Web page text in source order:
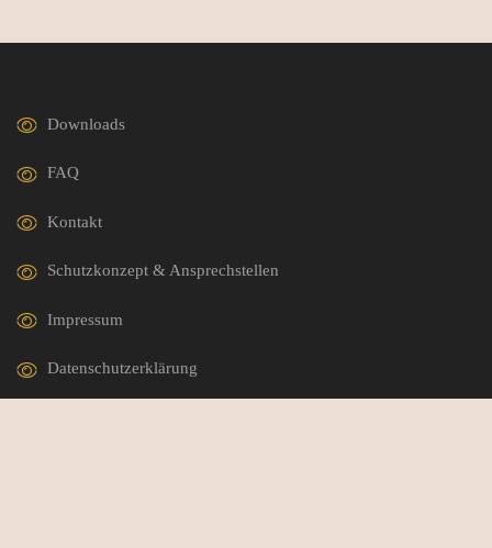
Downloads
FAQ
Kontakt
Schutzkonzept & Ansprechstellen
Impressum
Datenschutzerklärung